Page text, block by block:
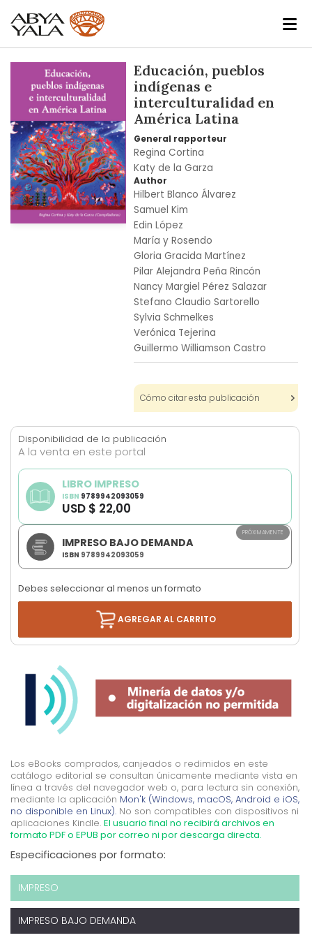
end
of
the
images
gallery
Educación, pueblos
indígenas e
interculturalidad en
América Latina
General rapporteur
Regina Cortina
Katy de la Garza
Author
Hilbert Blanco Álvarez
Samuel Kim
Edin López
María y Rosendo
Gloria Gracida Martínez
Pilar Alejandra Peña Rincón
Nancy Margiel Pérez Salazar
Stefano Claudio Sartorello
Sylvia Schmelkes
Verónica Tejerina
Guillermo Williamson Castro
Cómo citar esta publicación
Disponibilidad de la publicación
A la venta en este portal
IMPRESO BAJO DEMANDA
ISBN 9789942093059
PRÓXIMAMENTE
LIBRO IMPRESO
ISBN 9789942093059
USD $ 22,00
Debes seleccionar al menos un formato
AGREGAR AL CARRITO
Los eBooks comprados, canjeados o redimidos en este
catálogo editorial se consultan únicamente mediante vista en
línea a través del navegador web o, para lectura sin conexión,
mediante la aplicación Mon'k (Windows, macOS, Android e iOS,
no disponible en Linux). No son compatibles con dispositivos ni
aplicaciones Kindle. El usuario final no recibirá archivos en
formato PDF o EPUB por correo ni por descarga directa.
Especificaciones por formato:
IMPRESO
IMPRESO BAJO DEMANDA